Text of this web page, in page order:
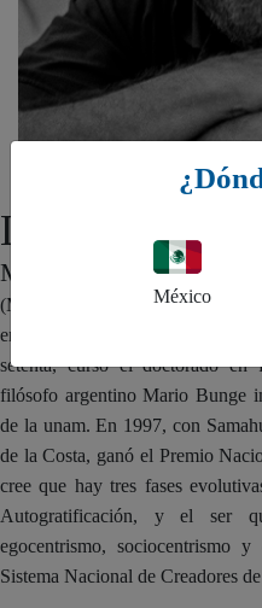
Leonardo Da
MÉXICO
(México, 1951). Autor de
en Santiago de Compostela y
setenta, cursó el doctorado
filósofo argentino Mario Bunge
de la unam. En 1997, con
de la Costa, ganó el Premio
cree que hay tres fases
Autogratificación, y el ser
egocentrismo, sociocentrismo
Sistema Nacional de Creadores
México